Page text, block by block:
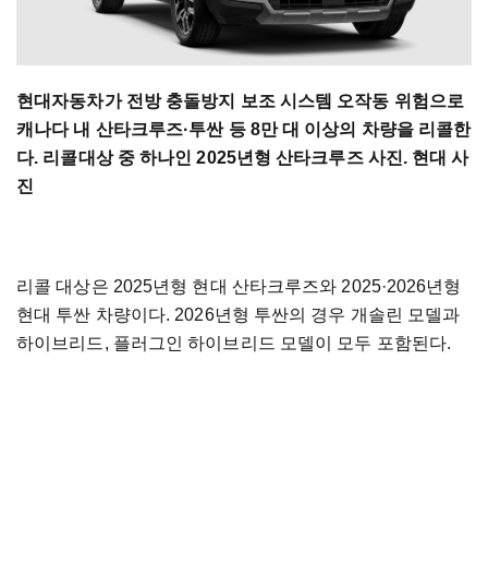
현대자동차가 전방 충돌방지 보조 시스템 오작동 위험으로
캐나다 내 산타크루즈·투싼 등 8만 대 이상의 차량을 리콜한
다. 리콜대상 중 하나인 2025년형 산타크루즈 사진. 현대 사
진
리콜 대상은 2025년형 현대 산타크루즈와 2025·2026년형
현대 투싼 차량이다. 2026년형 투싼의 경우 개솔린 모델과
하이브리드, 플러그인 하이브리드 모델이 모두 포함된다.